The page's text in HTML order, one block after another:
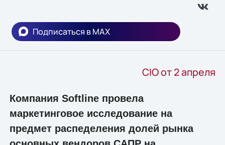
Подписаться в MAX
CIO от 2 апреля
Компания Softline провела
маркетинговое исследование на
предмет распеделения долей рынка